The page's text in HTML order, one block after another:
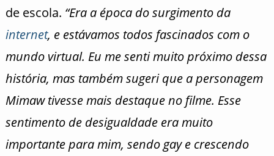
de escola. “Era a época do surgimento da
internet, e estávamos todos fascinados com o
mundo virtual. Eu me senti muito próximo dessa
história, mas também sugeri que a personagem
Mimaw tivesse mais destaque no filme. Esse
sentimento de desigualdade era muito
importante para mim, sendo gay e crescendo